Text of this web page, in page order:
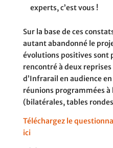
experts, c’est vous !
Sur la base de ces
autant abandonné le
évolutions positives sont
rencontré à deux
d’Infrarail en audience
réunions programmées
(bilatérales, tables
Téléchargez le
ici